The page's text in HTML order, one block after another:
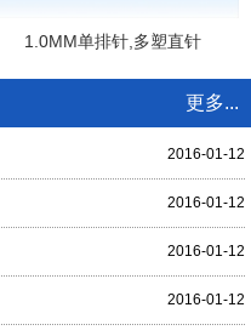
1.0MM单排针,多塑直针
更多...
2016-01-12
2016-01-12
2016-01-12
2016-01-12